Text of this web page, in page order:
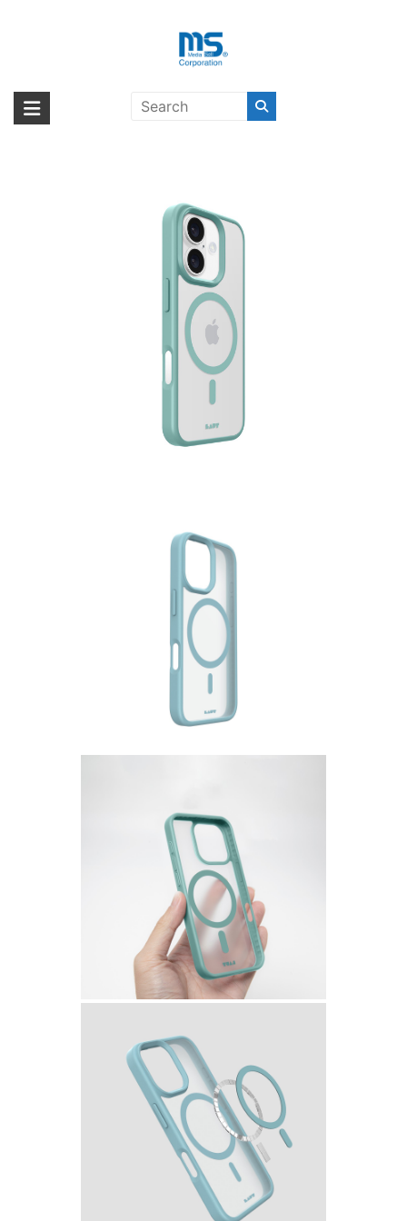
海外輸入ブランド商品｜株式会社
海外事業部が取り揃えている海外輸入商品には、日本では珍しい「海外ブ
ランド」をはじめ「ユニークな商品」「機能的な商品」「コストパフォー
16 Silt Green 〔ラウト〕